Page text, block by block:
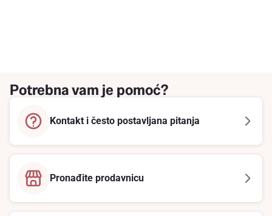
Potrebna vam je pomoć?
Kontakt i često postavljana pitanja
Pronađite prodavnicu